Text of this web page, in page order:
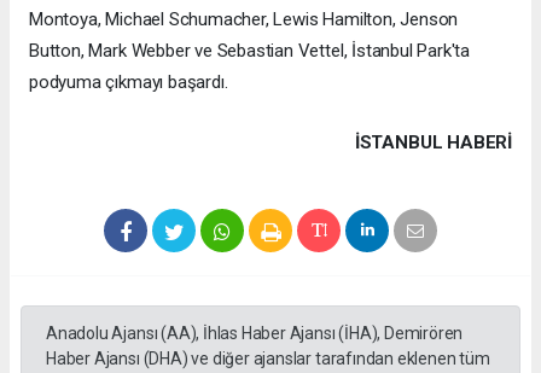
Montoya, Michael Schumacher, Lewis Hamilton, Jenson
Button, Mark Webber ve Sebastian Vettel, İstanbul Park'ta
podyuma çıkmayı başardı.
İSTANBUL HABERİ
Anadolu Ajansı (AA), İhlas Haber Ajansı (İHA), Demirören
Haber Ajansı (DHA) ve diğer ajanslar tarafından eklenen tüm